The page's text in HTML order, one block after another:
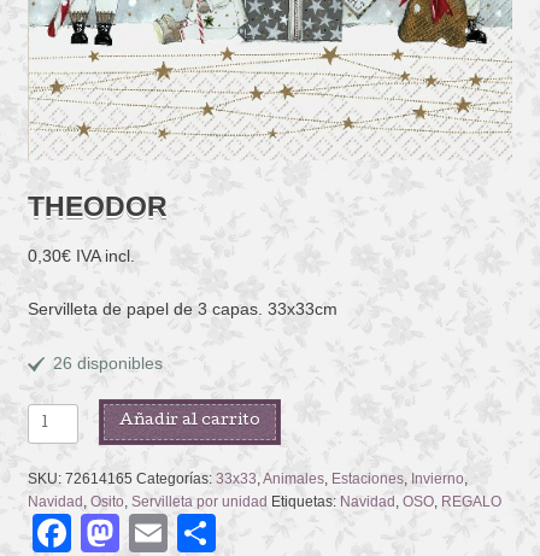
THEODOR
0,30€ IVA incl.
Servilleta de papel de 3 capas. 33x33cm
26 disponibles
THEODOR
cantidad
Añadir al carrito
SKU: 72614165 Categorías: 33x33 Animales, Estaciones, Invierno,
Navidad Osito Servilleta por unidad Etiquetas: Navidad OSO, REGALO
Facebook
Mastodon
EmailCompartir